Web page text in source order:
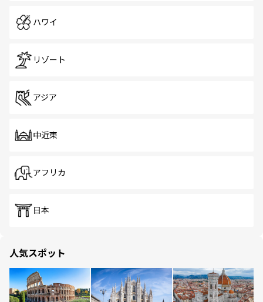
ハワイ
リゾート
アジア
中近東
アフリカ
日本
人気スポット